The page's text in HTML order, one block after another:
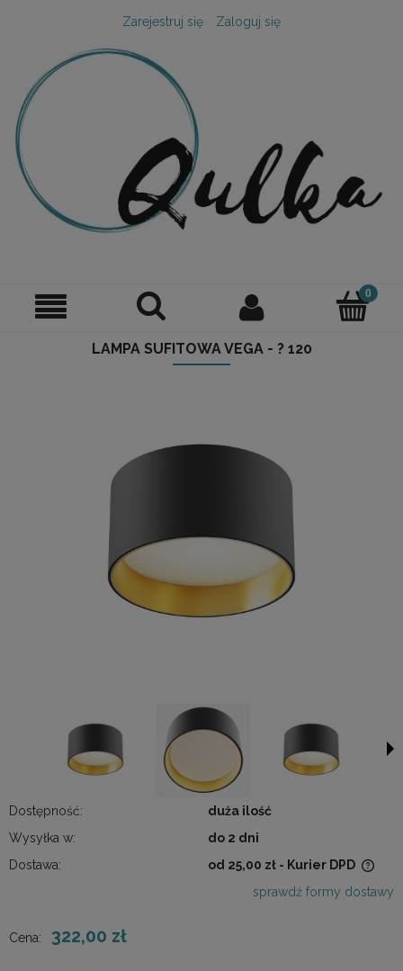
Zarejestruj się Zaloguj się
LAMPA SUFITOWA VEGA - ? 120
Dostępność:
duża ilość
Wysyłka w:
do 2 dni
Dostawa:
od 25,00 zł - Kurier DPD
sprawdź formy dostawy
Cena: 322,00 zł